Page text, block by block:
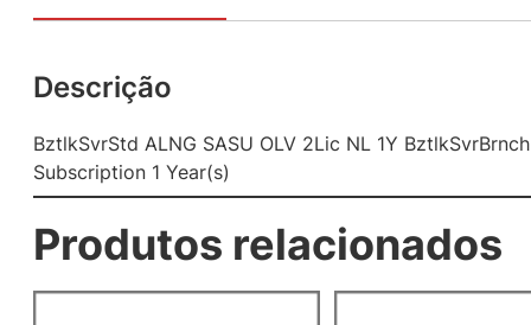
Descrição
BztlkSvrStd ALNG SASU OLV 2Lic NL 1Y
Subscription 1 Year(s)
Produtos relacionados